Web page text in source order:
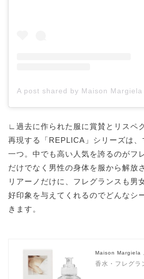
∟過去に作られた服に賞賛とリスペ
再現する「REPLICA」シリーズは
一つ。中でも高い人気を誇るのがフ
だけでなく男性の身体を服から解放
リアーノだけに、フレグランスも男
好印象を与えてくれるのでどんなシ
きます。
Maison Margiela
香水・フレグラ